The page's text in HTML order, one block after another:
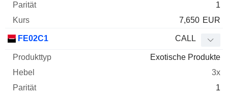
1
7,650 EUR
FE02C1 CALL
Exotische Produkte
3x
1